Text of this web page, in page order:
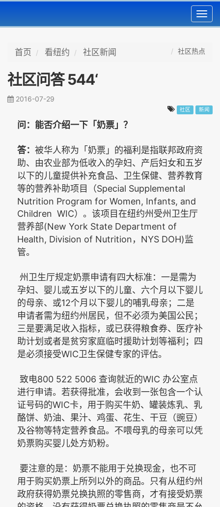
首页 看纽约 社区新闻 社区热点
社区问答 544‘
2016-07-29
社区 新闻
问：能否介绍一下「奶票」？
答： 被华人称为「奶票」的福利是指联邦政府资
助、由农业部为低收入的孕妇、产后妇女和五岁
以下的儿童提供补充食品、卫生保健、营养教育
等的营养补助项目（Special Supplemental
Nutrition Program for Women, Infants, and
Children WIC）。该项目在纽约州受州卫生厅
营养部(New York State Department of
Health, Division of Nutrition ， NYS DOH) 监
管。
州卫生厅规定奶票申请有四大标准：一是需为
孕妇、婴儿或五岁以下的儿童、六个月以下婴儿
的母亲、或12个月以下婴儿的哺乳母亲；二是
申请者需为纽约州居民，但不必须为美国公民；
三是要满足收入指标，或已获得粮食券、医疗补
助计划或者是贫穷家庭临时援助计划等福利；四
是必须接受WIC卫生保健专家的评估。
致电800 522 5006 查询就近的WIC 办公室点
进行申请。若获得批准，会收到一张包含一个认
证号码的WIC卡，用于购买牛奶、罐装炼乳、乳
酪饼、奶油、果汁、鸡蛋、花生、干豆（豌豆）
及谷物等特定营养食品。不喂母乳的母亲可以凭
奶票购买婴儿处方奶粉。
要注意的是：奶票不能用于兑换现金，也不可
用于购买奶票上所列以外的商品。只有从纽约州
政府获得奶票兑换执照的零售商，才有接受奶票